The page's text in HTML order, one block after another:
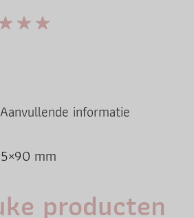
Aanvullende informatie
mm
producten